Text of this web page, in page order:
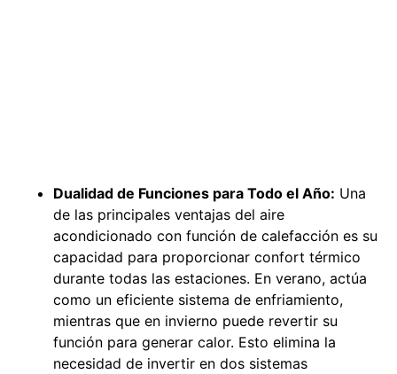
Dualidad de Funciones para Todo el Año: Una
de las principales ventajas del aire
acondicionado con función de calefacción es su
capacidad para proporcionar confort térmico
durante todas las estaciones. En verano, actúa
como un eficiente sistema de enfriamiento,
mientras que en invierno puede revertir su
función para generar calor. Esto elimina la
necesidad de invertir en dos sistemas